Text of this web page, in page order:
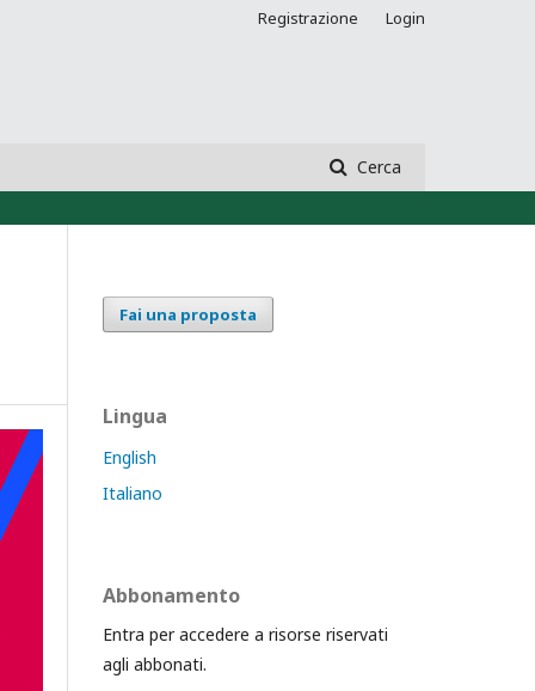
Cerca
Registrazione Login
Fai una proposta
Lingua
English
Italiano
Abbonamento
Entra per accedere a risorse riservati
agli abbonati.